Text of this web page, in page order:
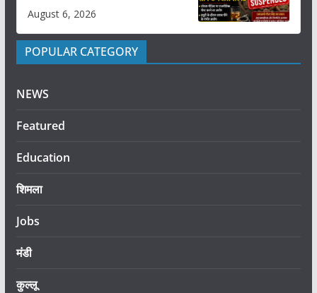
August 6, 2026
POPULAR CATEGORY
NEWS
Featured
Education
शिमला
Jobs
मंडी
कुल्लू